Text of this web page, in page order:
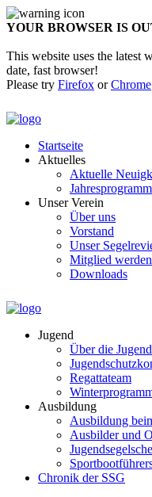
YOUR BROWSER IS
This website uses the latest
date, fast browser!
Please try Firefox orChrome
Startseite
Aktuelles
Aktuelle
Unser Verein
Über uns
Vorstand
Unser
Mitglied werden
Downloads
Jugend
Über die Jugend
Regattateam
Ausbildung
Ausbildung
Ausbilder und
Chronik der SSG